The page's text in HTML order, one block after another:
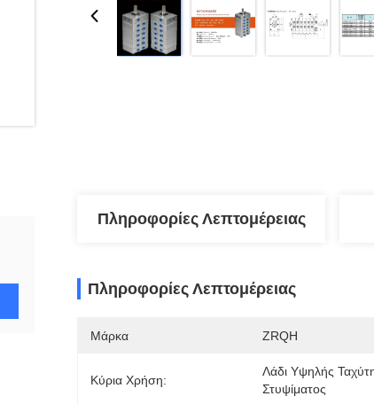
Πληροφορίες Λεπτομέρειας
Πληροφορίες Λεπτομέρειας
Μάρκα ZRQH
Κύρια Χρήση:
Λάδι Υψηλής
Στυψίματος